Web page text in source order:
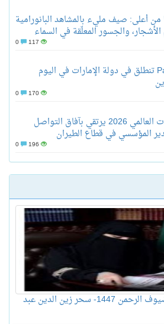
من أعلى: صيف مليء بالمشاهد البانورامية
والجسور المعلّقة في السماء
117
Parenting Plus تنطلق في دولة الإمارات في اليوم
170
منتدى المطارات العالمي 2026 يرتقي بآفاق التواصل
المؤسسي في قطاع الطيران
196
أسطول سعودي لخدمة ضيوف الرحمن 1447- سحر زين الدين عبد